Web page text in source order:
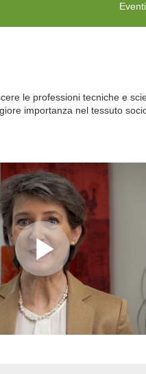
Eventi
le professioni tecniche e
importanza nel tessuto
video